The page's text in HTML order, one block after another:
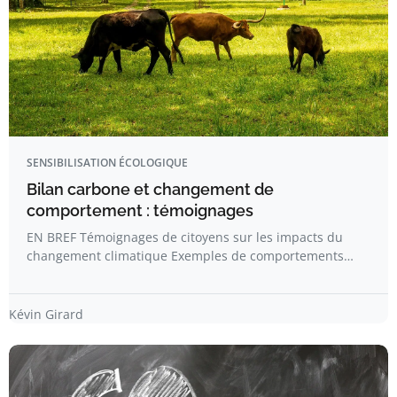
SENSIBILISATION ÉCOLOGIQUE
Bilan carbone et changement de
comportement : témoignages
EN BREF Témoignages de citoyens sur les impacts du
changement climatique Exemples de comportements…
Kévin Girard